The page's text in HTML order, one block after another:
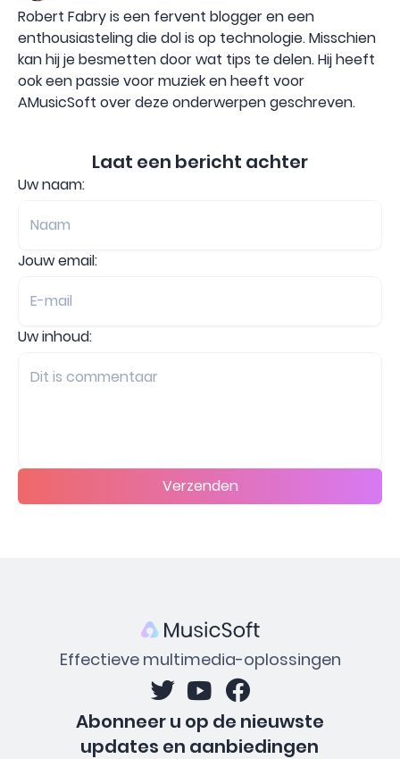
Robert Fabry is een fervent blogger en een
enthousiasteling die dol is op technologie. Misschien
kan hij je besmetten door wat tips te delen. Hij heeft
ook een passie voor muziek en heeft voor
AMusicSoft over deze onderwerpen geschreven.
Laat een bericht achter
Uw naam:
Jouw email:
Uw inhoud:
Verzenden
Effectieve multimedia-oplossingen
Abonneer u op de nieuwste
updates en aanbiedingen